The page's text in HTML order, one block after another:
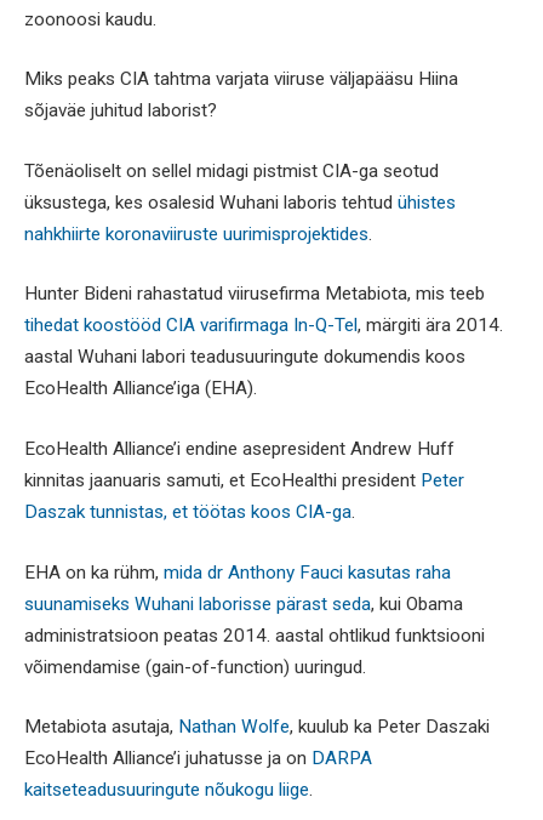
zoonoosi kaudu.
Miks peaks CIA tahtma varjata viiruse väljapääsu Hiina
sõjaväe juhitud laborist?
Tõenäoliselt on sellel midagi pistmist CIA-ga seotud
üksustega, kes osalesid Wuhani laboris tehtud ühistes
nahkhiirte koronaviiruste uurimisprojektides.
Hunter Bideni rahastatud viirusefirma Metabiota, mis teeb
tihedat koostööd CIA varifirmaga In-Q-Tel , märgiti ära 2014.
aastal Wuhani labori teadusuuringute dokumendis koos
EcoHealth Alliance’iga (EHA).
EcoHealth Alliance’i endine asepresident Andrew Huff
kinnitas jaanuaris samuti, et EcoHealthi president Peter
Daszak tunnistas, et töötas koos CIA-ga.
EHA on ka rühm, mida dr Anthony Fauci kasutas raha
suunamiseks Wuhani laborisse pärast seda, kui Obama
administratsioon peatas 2014. aastal ohtlikud funktsiooni
võimendamise (gain-of-function) uuringud.
Metabiota asutaja, Nathan Wolfe, kuulub ka Peter Daszaki
EcoHealth Alliance’i juhatusse ja on DARPA
kaitseteadusuuringute nõukogu liige.